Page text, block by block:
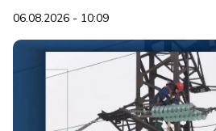
06.08.2026 - 10:09